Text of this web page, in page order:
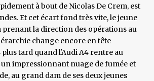
à bout de Nicolas De Crem, est
Et cet écart fond très vite, le jeune
prenant la direction des opérations au
change encore en tête
tard quand l'Audi A4 rentre au
impressionnant nuage de fumée et
au grand dam de ses deux jeunes